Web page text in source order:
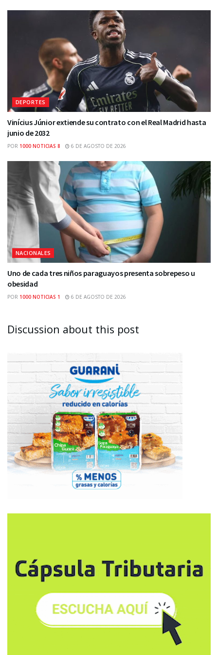
DEPORTES
Vinícius Júnior extiende su contrato con el Real Madrid hasta
junio de 2032
POR 1000 NOTICIAS 8 6 DE AGOSTO DE 2026
NACIONALES
Uno de cada tres niños paraguayos presenta sobrepeso u
obesidad
POR 1000 NOTICIAS 1 6 DE AGOSTO DE 2026
Discussion about this post